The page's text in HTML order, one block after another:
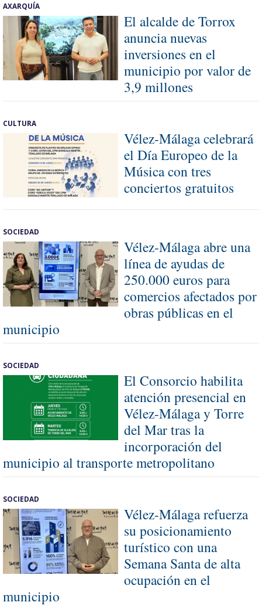
AXARQUÍA
El alcalde de Torrox
anuncia nuevas
inversiones en el
municipio por valor de
3,9 millones
CULTURA
Vélez-Málaga celebrará
el Día Europeo de la
Música con tres
conciertos gratuitos
SOCIEDAD
Vélez-Málaga abre una
línea de ayudas de
250.000 euros para
comercios afectados por
obras públicas en el
municipio
SOCIEDAD
El Consorcio habilita
atención presencial en
Vélez-Málaga y Torre
del Mar tras la
incorporación del
municipio al transporte metropolitano
SOCIEDAD
Vélez-Málaga refuerza
su posicionamiento
turístico con una
Semana Santa de alta
ocupación en el
municipio